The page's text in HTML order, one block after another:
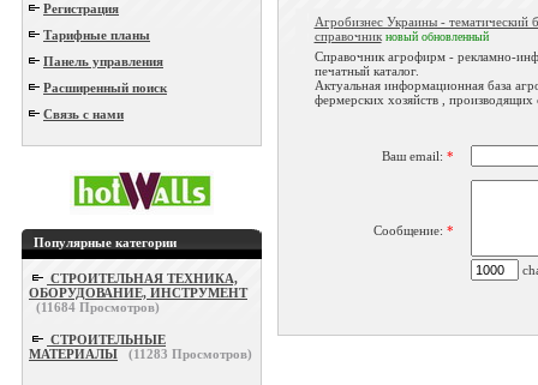
Регистрация
Тарифные планы
Панель управления
Расширенный поиск
Связь с нами
Популярные категории
СТРОИТЕЛЬНАЯ ТЕХНИКА,
ОБОРУДОВАНИЕ, ИНСТРУМЕНТ
(11684 Просмотров)
СТРОИТЕЛЬНЫЕ
МАТЕРИАЛЫ
(11283 Просмотров)
Агробизнес Украины - тематический
справочник новый обновленный
Справочник агрофирм - рекламно-
печатный каталог.
Актуальная информационная база
фермерских хозяйств , производящих
Ваш email: *
Сообщение: *